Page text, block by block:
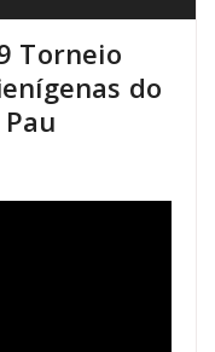
Torneio
do